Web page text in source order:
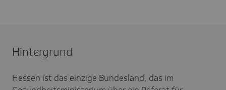
Hintergrund
Hessen ist das einzige Bundesland, das im